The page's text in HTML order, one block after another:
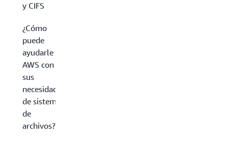
y CIFS
¿Cómo
puede
ayudarle
AWS con
sus
necesidades
de sistemas
de
archivos?